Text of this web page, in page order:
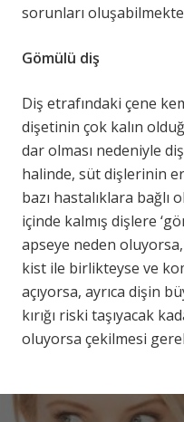
sorunları
Gömülü diş
Diş etrafındaki çene
dişetinin çok kalın
dar olması nedeniyle
halinde, süt dişlerinin
bazı hastalıklara bağlı
içinde kalmış dişlere
apseye neden
kist ile birlikteyse ve
açıyorsa, ayrıca dişin
kırığı riski taşıyacak
oluyorsa çekilmesi